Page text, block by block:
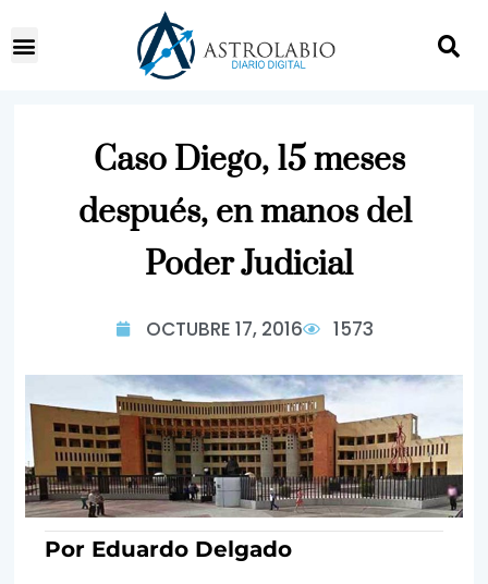
Caso Diego, 15 meses
después, en manos del
Poder Judicial
OCTUBRE 17, 2016 1573
Por Eduardo Delgado